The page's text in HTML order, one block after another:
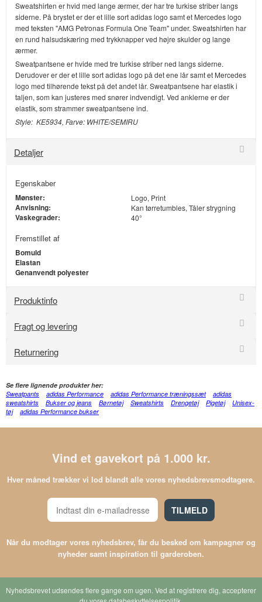
Sweatshirten er hvid med lange ærmer, der har tre turkise striber langs
siderne. På brystet er der et lille sort adidas logo samt et Mercedes logo
med teksten "AMG Petronas Formula One Team" under. Sweatshirten har
en rund halsudskæring med trykknapper ved højre skulder og lange
ærmer.
Sweatpantsene er hvide med tre turkise striber ned langs siderne.
Derudover er der et lille sort adidas logo på det ene lår samt et Mercedes
logo med tilhørende tekst på det andet lår. Sweatpantsene har elastik i
taljen, som kan justeres med snører indvendigt. Ved anklerne er der
elastik, som strammer sweatpantsene ind.
Style: KE5934, Farve: WHITE/SEMIRU
Detaljer
Egenskaber
Mønster: Logo, Print
Anvisning: Kan tørretumbles, Tåler strygning
Vaskegrader: 40°
Fremstillet af
Bomuld
Elastan
Genanvendt polyester
Produktinfo
Fragt og levering
Returnering
Se flere lignende produkter her:
Sweatpants
adidas Performance adidas Performance træningssæt
adidas
sweatshirts
Bukser og jeans Børnetøj Sweatshirts Drengetøj Pigetøj
Unisex-
tøj
adidas Performance bukser
Vind et gavekort på 1.000 kr.
Hver måned trækker vi lod blandt alle vores nyhedsbrevsmodtagere.
TILMELD
Når du modtager vores nyhedsbrev, får du besked om kampagner og
nyheder samt inspiration til garderoben.
Nyhedsbrevet udsendes flere gange om ugen. Ved at registrere dig, accepterer